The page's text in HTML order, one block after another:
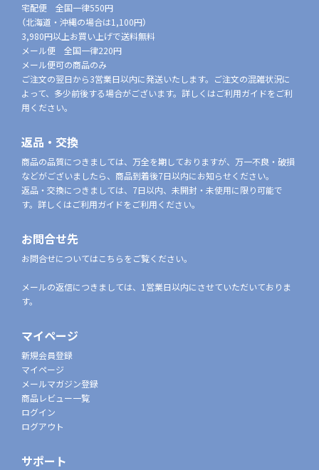
宅配便 全国一律550円
（北海道・沖縄の場合は1,100円）
3,980円以上お買い上げで送料無料
メール便 全国一律220円
メール便可の商品のみ
ご注文の翌日から3営業日以内に発送いたします。ご注文の混雑状況に
よって、多少前後する場合がございます。詳しくはご利用ガイドをご利
用ください。
返品・交換
商品の品質につきましては、万全を期しておりますが、万一不良・破損
などがございましたら、商品到着後7日以内にお知らせください。
返品・交換につきましては、7日以内、未開封・未使用に限り可能で
す。詳しくはご利用ガイドをご利用ください。
お問合せ先
お問合せについてはこちらをご覧ください。
メールの返信につきましては、1営業日以内にさせていただいておりま
す。
マイページ
新規会員登録
マイページ
メールマガジン登録
商品レビュー一覧
ログイン
ログアウト
サポート